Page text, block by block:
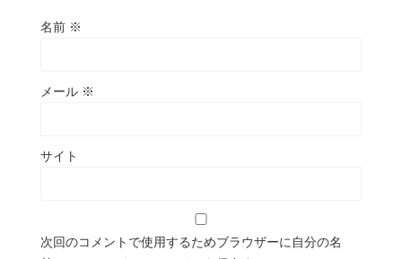
名前 ※
メール ※
サイト
次回のコメントで使用するためブラウザーに自分の名